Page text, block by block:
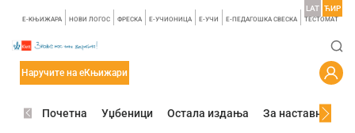
E-КЊИЖАРА НОВИ ЛОГОС ФРЕСКА E-УЧИОНИЦА E-УЧИ Е-ПЕДАГОШКА СВЕСКА TЕСТОМАТ
LAT ЋИР
Наручите на еКњижари
Почетна Уџбеници Остала издања За наставнике